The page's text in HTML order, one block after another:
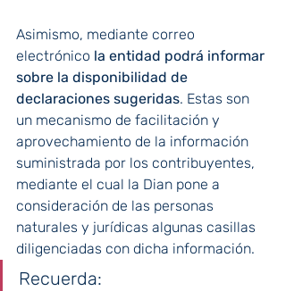
Asimismo, mediante correo
electrónico la entidad podrá informar
sobre la disponibilidad de
declaraciones sugeridas. Estas son
un mecanismo de facilitación y
aprovechamiento de la información
suministrada por los contribuyentes,
mediante el cual la Dian pone a
consideración de las personas
naturales y jurídicas algunas casillas
diligenciadas con dicha información.
Recuerda: